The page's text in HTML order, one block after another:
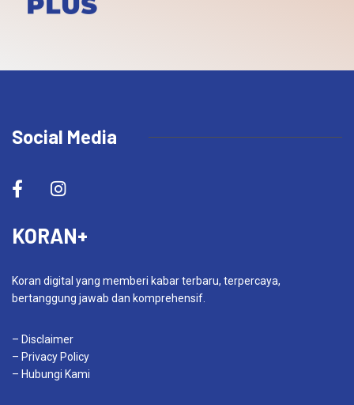
Social Media
KORAN+
Koran digital yang memberi kabar terbaru, terpercaya,
bertanggung jawab dan komprehensif.
– Disclaimer
– Privacy Policy
– Hubungi Kami